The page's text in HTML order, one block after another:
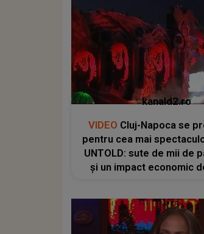
kanald2.ro
VIDEO Cluj-Napoca se
pentru cea mai
UNTOLD: sute de mii de
și un impact economic